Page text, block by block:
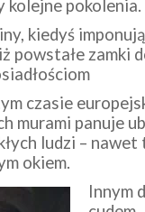
kolejne pokolenia.
kiedyś
powstałe zamki
czasie
murami panuje
ludzi – nawet
okiem.
Innym d